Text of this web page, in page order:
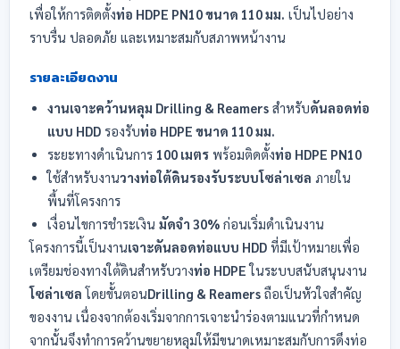
เพื่อให้การติดตั้งท่อ HDPE PN10 ขนาด 110 มม. เป็นไปอย่าง
ราบรื่น ปลอดภัย และเหมาะสมกับสภาพหน้างาน
รายละเอียดงาน
งานเจาะคว้านหลุม Drilling & Reamers สำหรับดันลอดท่อ
แบบ HDD รองรับท่อ HDPE ขนาด 110 มม.
ระยะทางดำเนินการ 100 เมตร พร้อมติดตั้งท่อ HDPE PN10
ใช้สำหรับงานวางท่อใต้ดินรองรับระบบโซล่าเซล ภายใน
พื้นที่โครงการ
เงื่อนไขการชำระเงิน มัดจำ 30% ก่อนเริ่มดำเนินงาน
โครงการนี้เป็นงานเจาะดันลอดท่อแบบ HDD ที่มีเป้าหมายเพื่อ
เตรียมช่องทางใต้ดินสำหรับวางท่อ HDPEในระบบสนับสนุนงาน
โซล่าเซล โดยขั้นตอนDrilling & Reamers ถือเป็นหัวใจสำคัญ
ของงาน เนื่องจากต้องเริ่มจากการเจาะนำร่องตามแนวที่กำหนด
จากนั้นจึงทำการคว้านขยายหลุมให้มีขนาดเหมาะสมกับการดึงท่อ